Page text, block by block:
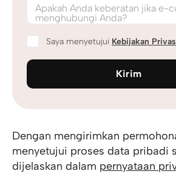
Apakah Anda keberatan jika e-
menghubungi Anda?
Saya menyetujui Kebijakan
Kirim
Dengan mengirimkan
menyetujui proses data pribadi
dijelaskan dalam pernyataan